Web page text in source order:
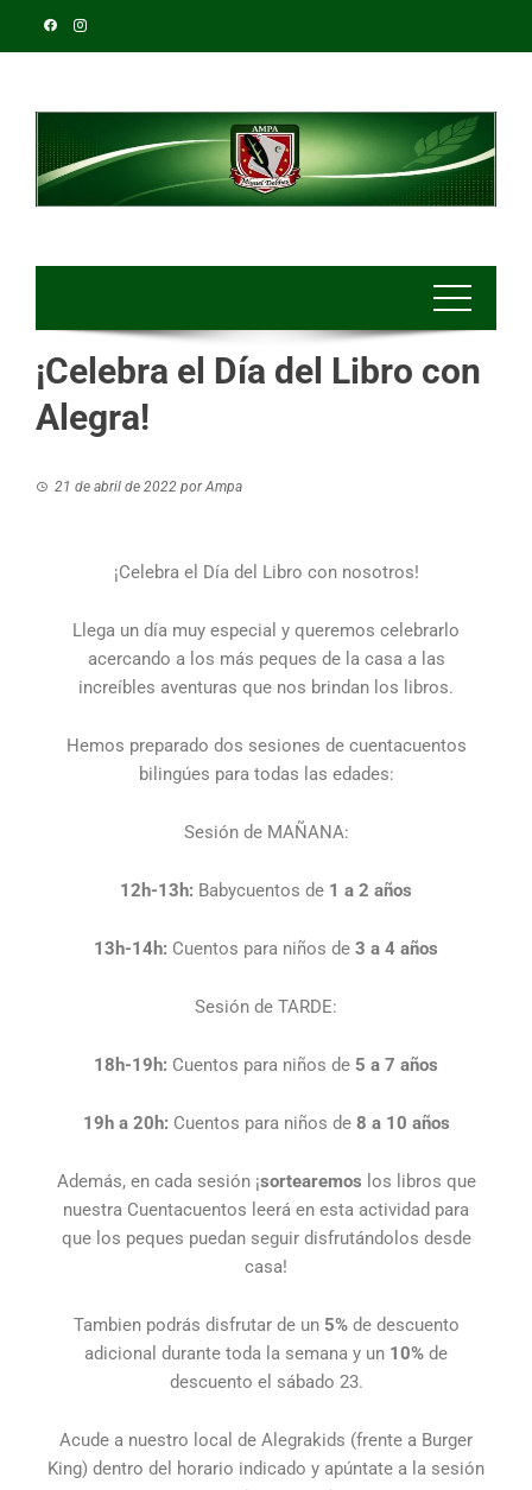
¡Celebra el Día del Libro con
Alegra!
21 de abril de 2022 porAmpa
¡Celebra el Día del Libro con nosotros!
Llega un día muy especial y queremos celebrarlo
acercando a los más peques de la casa a las
increíbles aventuras que nos brindan los libros.
Hemos preparado dos sesiones de cuentacuentos
bilingúes para todas las edades:
Sesión de MAÑANA:
12h-13h: Babycuentos de 1 a 2 años
13h-14h: Cuentos para niños de 3 a 4 años
Sesión de TARDE:
18h-19h: Cuentos para niños de 5 a 7 años
19h a 20h: Cuentos para niños de8 a 10 años
Además, en cada sesión ¡sortearemos los libros que
nuestra Cuentacuentos leerá en esta actividad para
que los peques puedan seguir disfrutándolos desde
casa!
Tambien podrás disfrutar de un 5% de descuento
adicional durante toda la semana y un 10% de
descuento el sábado 23.
Acude a nuestro local de Alegrakids (frente a Burger
King) dentro del horario indicado y apúntate a la sesión